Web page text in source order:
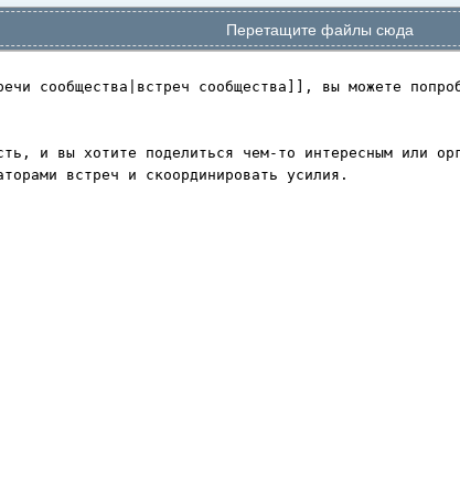
Перетащите файлы сюда